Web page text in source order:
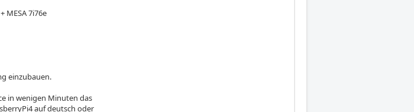
MESA 7i76e
einzubauen.
in wenigen Minuten das
auf deutsch oder